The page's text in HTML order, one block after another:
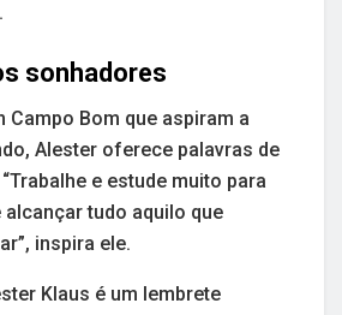
sonhadores
Campo Bom que aspiram a
Alester oferece palavras de
e estude muito para
tudo aquilo que
inspira ele.
Klaus é um lembrete